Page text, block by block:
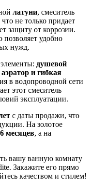
латуни, смеситель
что не только придает
защиту от коррозии.
позволяет удобно
нужд.
душевой
и гибкая
в водопроводной сети
этот смеситель
эксплуатации.
с даты продажи, что
На золотое
6 месяцев, а на
вашу ванную комнату
Закажите его прямо
качеством и стилем!